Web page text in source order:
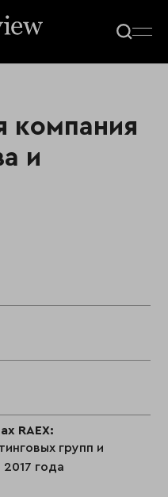
компания
и
RAEX:
групп и
года